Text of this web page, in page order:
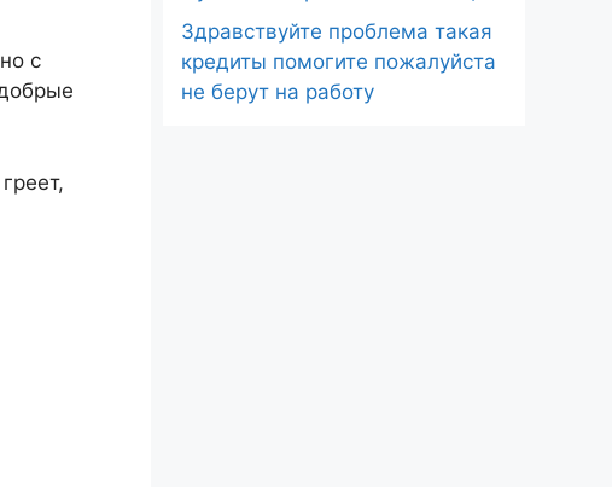
с
Здравствуйте проблема такая
кредиты помогите пожалуйста
не берут на работу